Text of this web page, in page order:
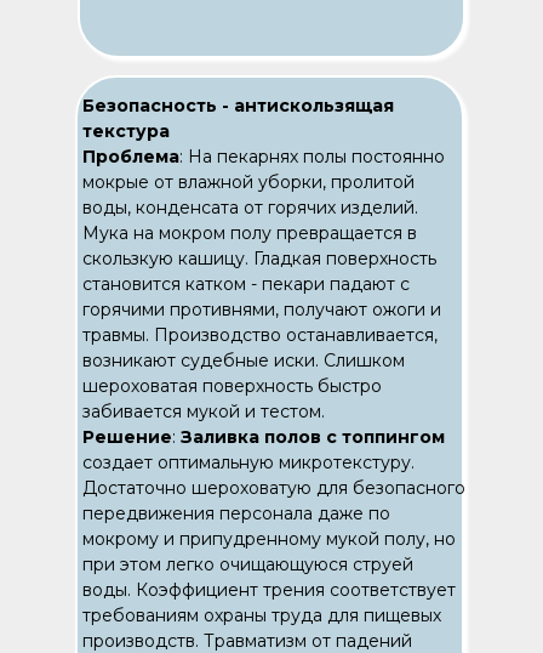
Безопасность - антискользящая
текстура
Проблема: На пекарнях полы постоянно
мокрые от влажной уборки, пролитой
воды, конденсата от горячих изделий.
Мука на мокром полу превращается в
скользкую кашицу. Гладкая поверхность
становится катком - пекари падают с
горячими противнями, получают ожоги и
травмы. Производство останавливается,
возникают судебные иски. Слишком
шероховатая поверхность быстро
забивается мукой и тестом.
Решение: Заливка полов с топпингом
создает оптимальную микротекстуру.
Достаточно шероховатую для безопасного
передвижения персонала даже по
мокрому и припудренному мукой полу, но
при этом легко очищающуюся струей
воды. Коэффициент трения соответствует
требованиям охраны труда для пищевых
производств. Травматизм от падений